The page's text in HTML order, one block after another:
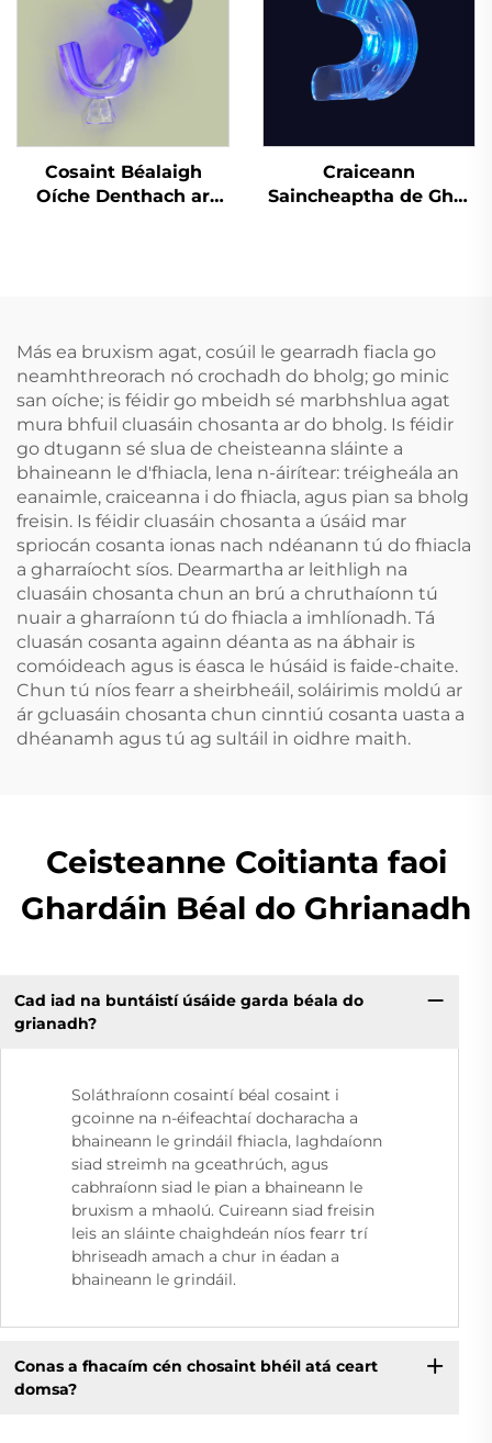
Dá Dhathach do MMA
Anrochtáin
Cosaint Béalaigh
Oíche Denthach ar
Bainneadh Fiacla
Craiceann
Saincheaptha de Ghel
Más ea bruxism agat, cosúil le gearradh fiacla go
neamhthreorach nó crochadh do bholg; go minic
san oíche; is féidir go mbeidh sé marbhshlua agat
mura bhfuil cluasáin chosanta ar do bholg. Is féidir
go dtugann sé slua de cheisteanna sláinte a
bhaineann le d'fhiacla, lena n-áirítear: tréigheála an
eanaimle, craiceanna i do fhiacla, agus pian sa bholg
freisin. Is féidir cluasáin chosanta a úsáid mar
spriocán cosanta ionas nach ndéanann tú do fhiacla
a gharraíocht síos. Dearmartha ar leithligh na
cluasáin chosanta chun an brú a chruthaíonn tú
nuair a gharraíonn tú do fhiacla a imhlíonadh. Tá
cluasán cosanta againn déanta as na ábhair is
comóideach agus is éasca le húsáid is faide-chaite.
Chun tú níos fearr a sheirbheáil, soláirimis moldú ar
ár gcluasáin chosanta chun cinntiú cosanta uasta a
dhéanamh agus tú ag sultáil in oidhre maith.
Ceisteanne Coitianta faoi
Ghardáin Béal do Ghrianadh
Cad iad na buntáistí úsáide garda béala do
grianadh?
Soláthraíonn cosaintí béal cosaint i
gcoinne na n-éifeachtaí docharacha a
bhaineann le grindáil fhiacla, laghdaíonn
siad streimh na gceathrúch, agus
cabhraíonn siad le pian a bhaineann le
bruxism a mhaolú. Cuireann siad freisin
leis an sláinte chaighdeán níos fearr trí
bhriseadh amach a chur in éadan a
bhaineann le grindáil.
Conas a fhacaím cén chosaint bhéil atá ceart
domsa?